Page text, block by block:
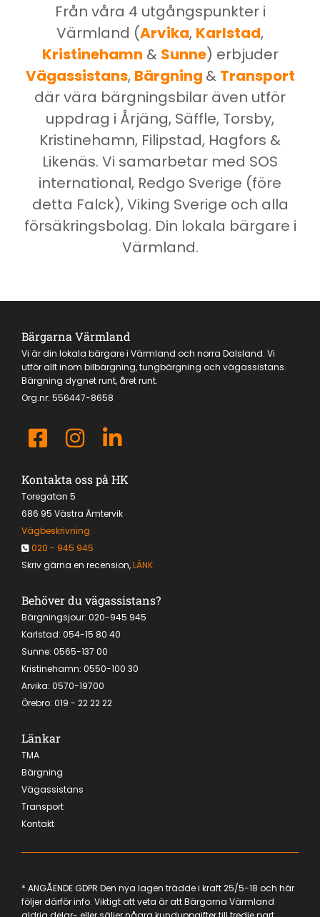
Från våra 4 utgångspunkter i
Värmland (Arvika, Karlstad,
Kristinehamn & Sunne) erbjuder
Vägassistans, Bärgning & Transport
där vära bärgningsbilar även utför
uppdrag i Årjäng, Säffle, Torsby,
Kristinehamn, Filipstad, Hagfors &
Likenäs. Vi samarbetar med SOS
international, Redgo Sverige (före
detta Falck), Viking Sverige och alla
försäkringsbolag. Din lokala bärgare i
Värmland.
Bärgarna Värmland
Vi är din lokala bärgare i Värmland och norra Dalsland. Vi
utför allt inom bilbärgning, tungbärgning och vägassistans.
Bärgning dygnet runt, året runt.
Org.nr: 556447-8658
Kontakta oss på HK
Toregatan 5
686 95 Västra Ämtervik
Vägbeskrivning
 020 - 945 945
Skriv gärna en recension,LÄNK
Behöver du vägassistans?
Bärgningsjour: 020-945 945
Karlstad: 054-15 80 40
Sunne: 0565-137 00
Kristinehamn: 0550-100 30
Arvika: 0570-19700
Örebro: 019 - 22 22 22
Länkar
TMA
Bärgning
Vägassistans
Transport
Kontakt
* ANGÅENDE GDPR Den nya lagen trädde i kraft 25/5-18 och här
följer därför info. Viktigt att veta är att Bärgarna Värmland